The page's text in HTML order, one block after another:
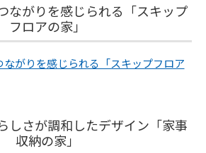
ながりを感じられる「スキップ
フロアの家」
ながりを感じられる「スキップフロア
しさが調和したデザイン「家事
収納の家」